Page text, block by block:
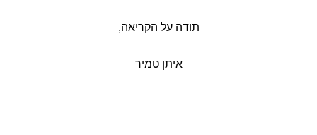
תודה על הקריאה,
איתן טמיר